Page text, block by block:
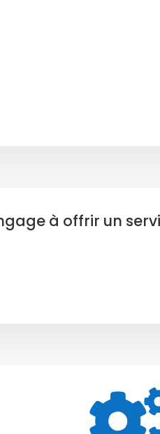
à offrir un